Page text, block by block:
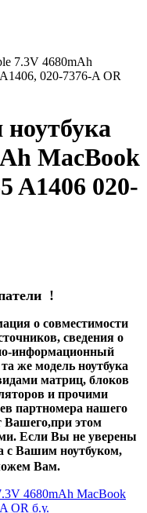
7.3V 4680mAh
020-7376-A OR
MacBook
A1406 020-
!
о совместимости
сведения о
информационный
же модель ноутбука
матриц, блоков
и прочими
партномера нашего
Вашего,при этом
Если Вы не уверены
с Вашим ноутбуком,
Вам.